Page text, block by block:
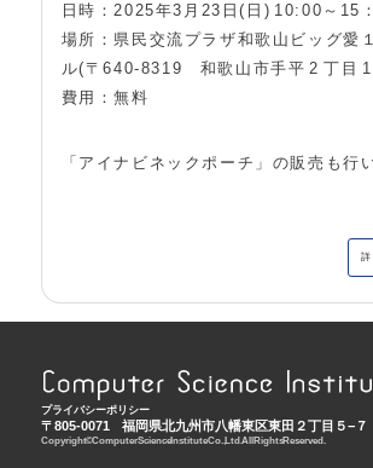
日時：2025年3月23日(日) 10:00～15
場所：県民交流プラザ和歌山ビッグ愛
ル(〒640-8319 和歌山市手平 2 丁目
費用：無料
「アイナビネックポーチ」の販売も行
プライバシーポリシー
〒805-0071 福岡県北九州市八幡東区東田２丁目５−７
Copyright © Computer Science Institute Co., Ltd. All Rights Reserved.